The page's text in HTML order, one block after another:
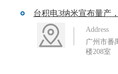
台积电3纳米宣布量产
Address
广州市番
楼208室